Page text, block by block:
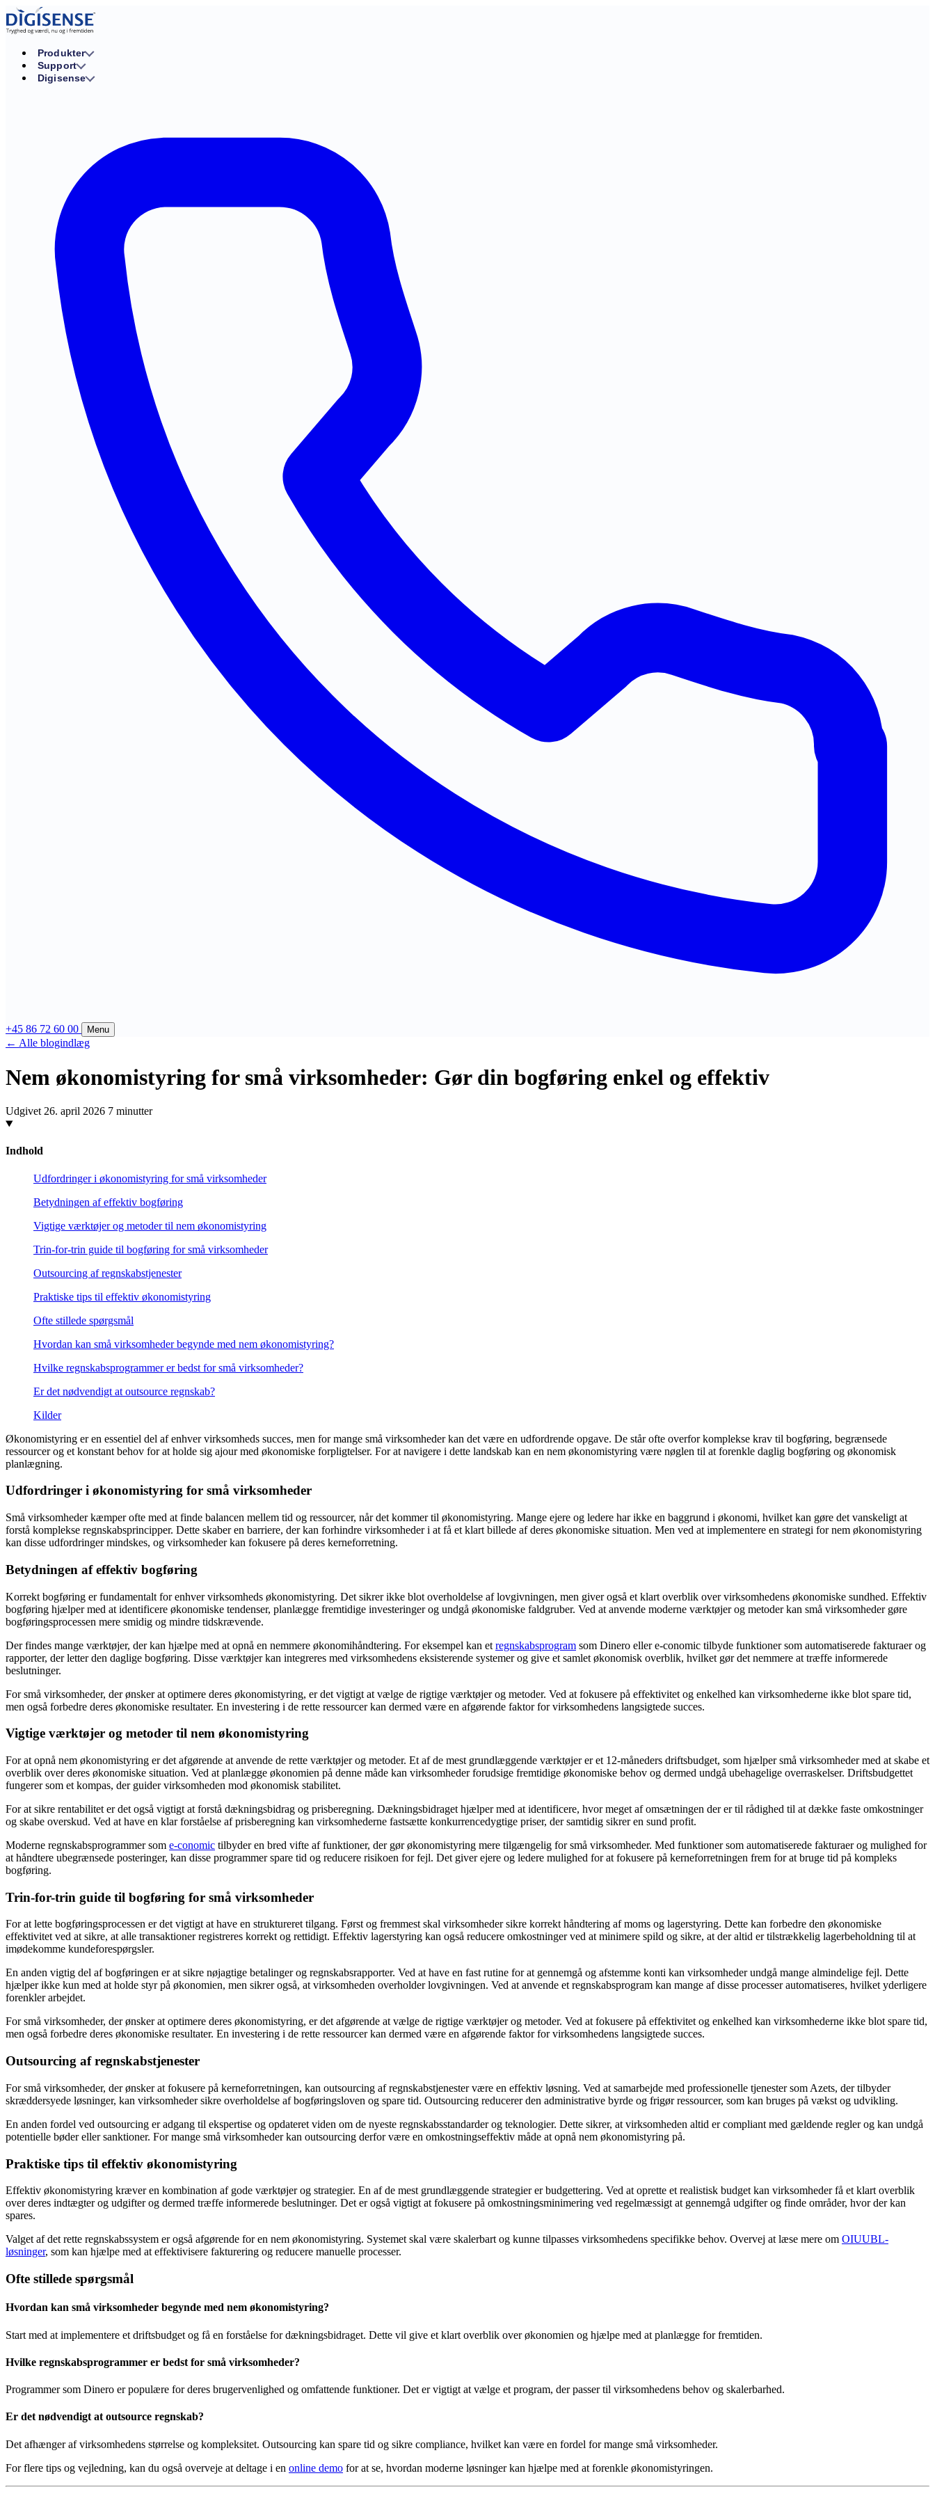
Produkter
Support
Digisense
+45 86 72 60 00 Menu
← Alle blogindlæg
Nem økonomistyring for små virksomheder: Gør din bogføring enkel og effektiv
Udgivet 26. april 2026 7 minutter
Indhold
Udfordringer i økonomistyring for små virksomheder
Betydningen af effektiv bogføring
Vigtige værktøjer og metoder til nem økonomistyring
Trin-for-trin guide til bogføring for små virksomheder
Outsourcing af regnskabstjenester
Praktiske tips til effektiv økonomistyring
Ofte stillede spørgsmål
Hvordan kan små virksomheder begynde med nem økonomistyring?
Hvilke regnskabsprogrammer er bedst for små virksomheder?
Er det nødvendigt at outsource regnskab?
Kilder
Økonomistyring er en essentiel del af enhver virksomheds succes, men for mange små virksomheder kan det være en udfordrende opgave. De står ofte overfor komplekse krav til bogføring, begrænsede
ressourcer og et konstant behov for at holde sig ajour med økonomiske forpligtelser. For at navigere i dette landskab kan en nem økonomistyring være nøglen til at forenkle daglig bogføring og økonomisk
planlægning.
Udfordringer i økonomistyring for små virksomheder
Små virksomheder kæmper ofte med at finde balancen mellem tid og ressourcer, når det kommer til økonomistyring. Mange ejere og ledere har ikke en baggrund i økonomi, hvilket kan gøre det vanskeligt at
forstå komplekse regnskabsprincipper. Dette skaber en barriere, der kan forhindre virksomheder i at få et klart billede af deres økonomiske situation. Men ved at implementere en strategi for nem økonomistyring
kan disse udfordringer mindskes, og virksomheder kan fokusere på deres kerneforretning.
Betydningen af effektiv bogføring
Korrekt bogføring er fundamentalt for enhver virksomheds økonomistyring. Det sikrer ikke blot overholdelse af lovgivningen, men giver også et klart overblik over virksomhedens økonomiske sundhed. Effektiv
bogføring hjælper med at identificere økonomiske tendenser, planlægge fremtidige investeringer og undgå økonomiske faldgruber. Ved at anvende moderne værktøjer og metoder kan små virksomheder gøre
bogføringsprocessen mere smidig og mindre tidskrævende.
Der findes mange værktøjer, der kan hjælpe med at opnå en nemmere økonomihåndtering. For eksempel kan et regnskabsprogram som Dinero eller e-conomic tilbyde funktioner som automatiserede fakturaer og
rapporter, der letter den daglige bogføring. Disse værktøjer kan integreres med virksomhedens eksisterende systemer og give et samlet økonomisk overblik, hvilket gør det nemmere at træffe informerede
beslutninger.
For små virksomheder, der ønsker at optimere deres økonomistyring, er det vigtigt at vælge de rigtige værktøjer og metoder. Ved at fokusere på effektivitet og enkelhed kan virksomhederne ikke blot spare tid,
men også forbedre deres økonomiske resultater. En investering i de rette ressourcer kan dermed være en afgørende faktor for virksomhedens langsigtede succes.
Vigtige værktøjer og metoder til nem økonomistyring
For at opnå nem økonomistyring er det afgørende at anvende de rette værktøjer og metoder. Et af de mest grundlæggende værktøjer er et 12-måneders driftsbudget, som hjælper små virksomheder med at skabe et
overblik over deres økonomiske situation. Ved at planlægge økonomien på denne måde kan virksomheder forudsige fremtidige økonomiske behov og dermed undgå ubehagelige overraskelser. Driftsbudgettet
fungerer som et kompas, der guider virksomheden mod økonomisk stabilitet.
For at sikre rentabilitet er det også vigtigt at forstå dækningsbidrag og prisberegning. Dækningsbidraget hjælper med at identificere, hvor meget af omsætningen der er til rådighed til at dække faste omkostninger
og skabe overskud. Ved at have en klar forståelse af prisberegning kan virksomhederne fastsætte konkurrencedygtige priser, der samtidig sikrer en sund profit.
Moderne regnskabsprogrammer som e-conomic tilbyder en bred vifte af funktioner, der gør økonomistyring mere tilgængelig for små virksomheder. Med funktioner som automatiserede fakturaer og mulighed for
at håndtere ubegrænsede posteringer, kan disse programmer spare tid og reducere risikoen for fejl. Det giver ejere og ledere mulighed for at fokusere på kerneforretningen frem for at bruge tid på kompleks
bogføring.
Trin-for-trin guide til bogføring for små virksomheder
For at lette bogføringsprocessen er det vigtigt at have en struktureret tilgang. Først og fremmest skal virksomheder sikre korrekt håndtering af moms og lagerstyring. Dette kan forbedre den økonomiske
effektivitet ved at sikre, at alle transaktioner registreres korrekt og rettidigt. Effektiv lagerstyring kan også reducere omkostninger ved at minimere spild og sikre, at der altid er tilstrækkelig lagerbeholdning til at
imødekomme kundeforespørgsler.
En anden vigtig del af bogføringen er at sikre nøjagtige betalinger og regnskabsrapporter. Ved at have en fast rutine for at gennemgå og afstemme konti kan virksomheder undgå mange almindelige fejl. Dette
hjælper ikke kun med at holde styr på økonomien, men sikrer også, at virksomheden overholder lovgivningen. Ved at anvende et regnskabsprogram kan mange af disse processer automatiseres, hvilket yderligere
forenkler arbejdet.
For små virksomheder, der ønsker at optimere deres økonomistyring, er det afgørende at vælge de rigtige værktøjer og metoder. Ved at fokusere på effektivitet og enkelhed kan virksomhederne ikke blot spare tid,
men også forbedre deres økonomiske resultater. En investering i de rette ressourcer kan dermed være en afgørende faktor for virksomhedens langsigtede succes.
Outsourcing af regnskabstjenester
For små virksomheder, der ønsker at fokusere på kerneforretningen, kan outsourcing af regnskabstjenester være en effektiv løsning. Ved at samarbejde med professionelle tjenester som Azets, der tilbyder
skræddersyede løsninger, kan virksomheder sikre overholdelse af bogføringsloven og spare tid. Outsourcing reducerer den administrative byrde og frigør ressourcer, som kan bruges på vækst og udvikling.
En anden fordel ved outsourcing er adgang til ekspertise og opdateret viden om de nyeste regnskabsstandarder og teknologier. Dette sikrer, at virksomheden altid er compliant med gældende regler og kan undgå
potentielle bøder eller sanktioner. For mange små virksomheder kan outsourcing derfor være en omkostningseffektiv måde at opnå nem økonomistyring på.
Praktiske tips til effektiv økonomistyring
Effektiv økonomistyring kræver en kombination af gode værktøjer og strategier. En af de mest grundlæggende strategier er budgettering. Ved at oprette et realistisk budget kan virksomheder få et klart overblik
over deres indtægter og udgifter og dermed træffe informerede beslutninger. Det er også vigtigt at fokusere på omkostningsminimering ved regelmæssigt at gennemgå udgifter og finde områder, hvor der kan
spares.
Valget af det rette regnskabssystem er også afgørende for en nem økonomistyring. Systemet skal være skalerbart og kunne tilpasses virksomhedens specifikke behov. Overvej at læse mere om OIUUBL-
løsninger, som kan hjælpe med at effektivisere fakturering og reducere manuelle processer.
Ofte stillede spørgsmål
Hvordan kan små virksomheder begynde med nem økonomistyring?
Start med at implementere et driftsbudget og få en forståelse for dækningsbidraget. Dette vil give et klart overblik over økonomien og hjælpe med at planlægge for fremtiden.
Hvilke regnskabsprogrammer er bedst for små virksomheder?
Programmer som Dinero er populære for deres brugervenlighed og omfattende funktioner. Det er vigtigt at vælge et program, der passer til virksomhedens behov og skalerbarhed.
Er det nødvendigt at outsource regnskab?
Det afhænger af virksomhedens størrelse og kompleksitet. Outsourcing kan spare tid og sikre compliance, hvilket kan være en fordel for mange små virksomheder.
For flere tips og vejledning, kan du også overveje at deltage i en online demo for at se, hvordan moderne løsninger kan hjælpe med at forenkle økonomistyringen.